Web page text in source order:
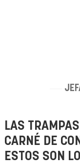
LAS
CARNÉ DE
ESTOS SON